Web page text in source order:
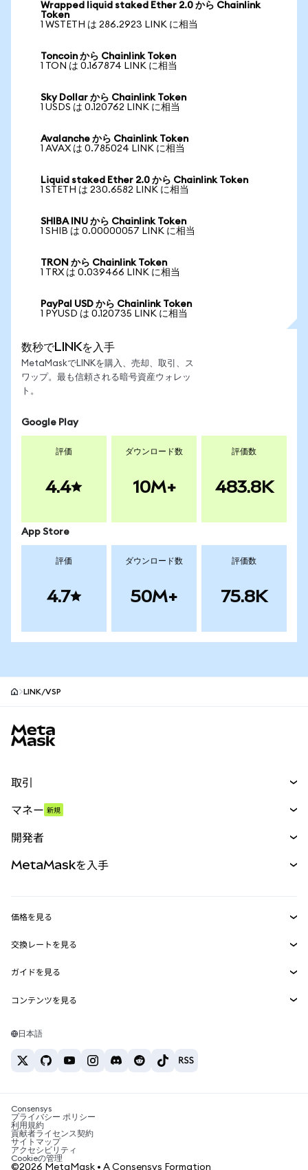
Wrapped liquid staked Ether 2.0 から Chainlink
Token
1 WSTETH は 286.2923 LINK に相当
Toncoin から Chainlink Token
1 TON は 0.167874 LINK に相当
Sky Dollar から Chainlink Token
1 USDS は 0.120762 LINK に相当
Avalanche から Chainlink Token
1 AVAX は 0.785024 LINK に相当
Liquid staked Ether 2.0 から Chainlink Token
1 STETH は 230.6582 LINK に相当
SHIBA INU から Chainlink Token
1 SHIB は 0.00000057 LINK に相当
TRON から Chainlink Token
1 TRX は 0.039466 LINK に相当
PayPal USD から Chainlink Token
1 PYUSD は 0.120735 LINK に相当
数秒でLINKを入手
MetaMaskでLINKを購入、売却、取引、ス
ワップ。最も信頼される暗号資産ウォレッ
ト。
Google Play
評価
4.4
ダウンロード数
10M+
評価数
483.8K
App Store
評価
4.7
ダウンロード数
50M+
評価数
75.8K
LINK/VSP
取引
パーペチュアル
RWA
マネー 新規
開発者
MetaMask Connect
Snaps
Web3サービス
MetaMaskを入手
セキュリティ
サポート
キャリア
お問い合わせ
価格を見る
イーサリアムの価格
Solanaの価格
Tetherの価格
交換レートを見る
ETH→USD
USDT→INR
BTC→INR
ETH→USDT
ガイドを見る
ETHの購入
USDTの購入
SHIBの購入
BNBの購入
コンテンツを見る
Solanaウォレット
税制関連ニュース
暗号資産の購入方法は？
ビットコインを売るには？
日本語
Consensys
プライバシー ポリシー
利用規約
貢献者ライセンス契約
サイトマップ
アクセシビリティ
Cookieの管理
©2026 MetaMask • A Consensys Formation